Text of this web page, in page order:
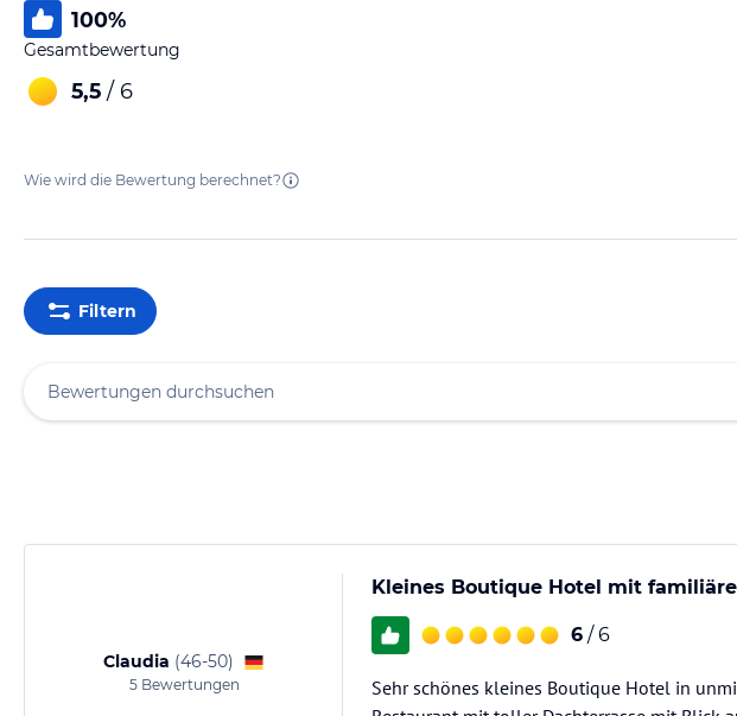
100%
Gesamtbewertung
5,5 / 6
Wie wird die Bewertung berechnet?
Filtern
Claudia (46-50)
5Bewertungen
Kleines Boutique Hotel mit
6 / 6
Sehr schönes kleines Boutique Hotel in